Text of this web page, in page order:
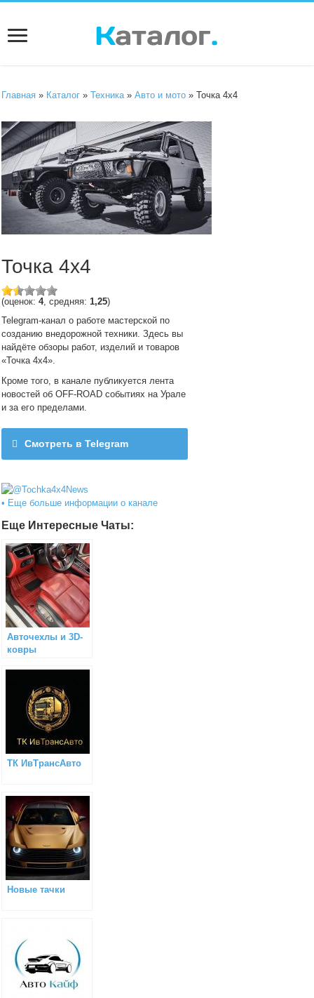
Главная » Каталог »Техника »Авто и мото » Точка 4х4
Точка 4х4
(оценок:4, средняя:1,25)
Telegram-канал о работе мастерской по
созданию внедорожной техники. Здесь вы
найдёте обзоры работ, изделий и товаров
«Точка 4х4».
Кроме того, в канале публикуется лента
новостей об OFF-ROAD событиях на Урале
и за его пределами.
Смотреть в Telegram
• Еще больше информации о канале
Еще Интересные Чаты:
Авточехлы и 3D-
ковры
ТК ИвТрансАвто
Новые тачки